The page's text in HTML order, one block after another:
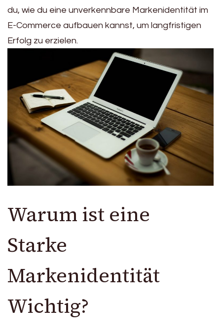
du, wie du eine unverkennbare Markenidentität im
E-Commerce aufbauen kannst, um langfristigen
Erfolg zu erzielen.
Warum ist eine
Starke
Markenidentität
Wichtig?